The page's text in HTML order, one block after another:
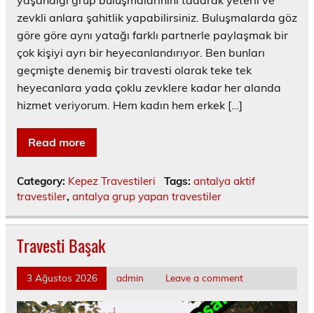
zevkli anlara şahitlik yapabilirsiniz. Buluşmalarda göz
göre göre aynı yatağı farklı partnerle paylaşmak bir
çok kişiyi ayrı bir heyecanlandırıyor. Ben bunları
geçmişte denemiş bir travesti olarak teke tek
heyecanlara yada çoklu zevklere kadar her alanda
hizmet veriyorum. Hem kadın hem erkek […]
Read more
Category: Kepez Travestileri Tags: antalya aktif
travestiler, antalya grup yapan travestiler
Travesti Başak
3 Ağustos 2026 admin Leave a comment